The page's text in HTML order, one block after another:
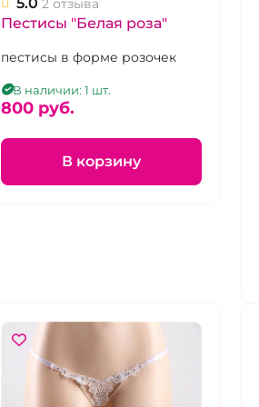
2 отзыва
Пестисы "Белая роза"
пестисы в форме розочек
В наличии: 1 шт.
800 pуб.
В корзину